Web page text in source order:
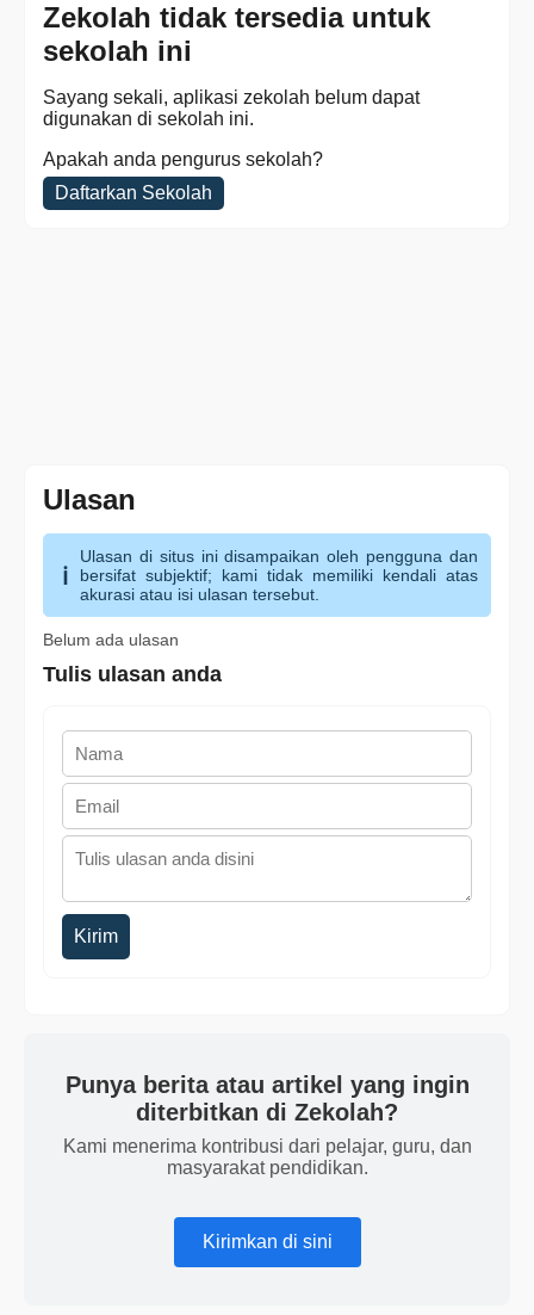
Zekolah tidak tersedia untuk
sekolah ini
Sayang sekali, aplikasi zekolah belum dapat
digunakan di sekolah ini.
Apakah anda pengurus sekolah?
Daftarkan Sekolah
Ulasan
Ulasan di situs ini disampaikan oleh pengguna dan
bersifat subjektif; kami tidak memiliki kendali atas
akurasi atau isi ulasan tersebut.
Belum ada ulasan
Tulis ulasan anda
Kirim
Punya berita atau artikel yang ingin
diterbitkan di Zekolah?
Kami menerima kontribusi dari pelajar, guru, dan
masyarakat pendidikan.
Kirimkan di sini